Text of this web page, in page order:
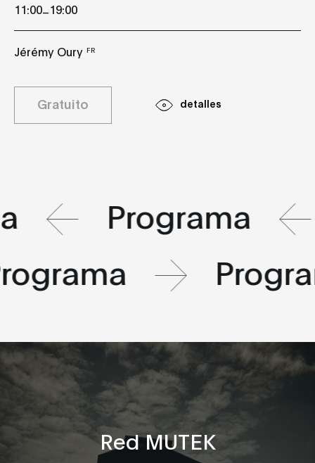
11:00 19:00
Jérémy Oury FR
Gratuito detalles
Programa
Red MUTEK